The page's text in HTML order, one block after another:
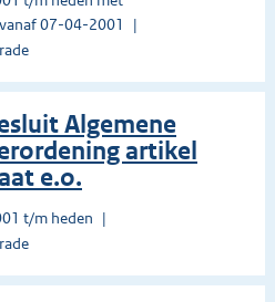
07-04-2001
Algemene
artikel
e.o.
t/m heden